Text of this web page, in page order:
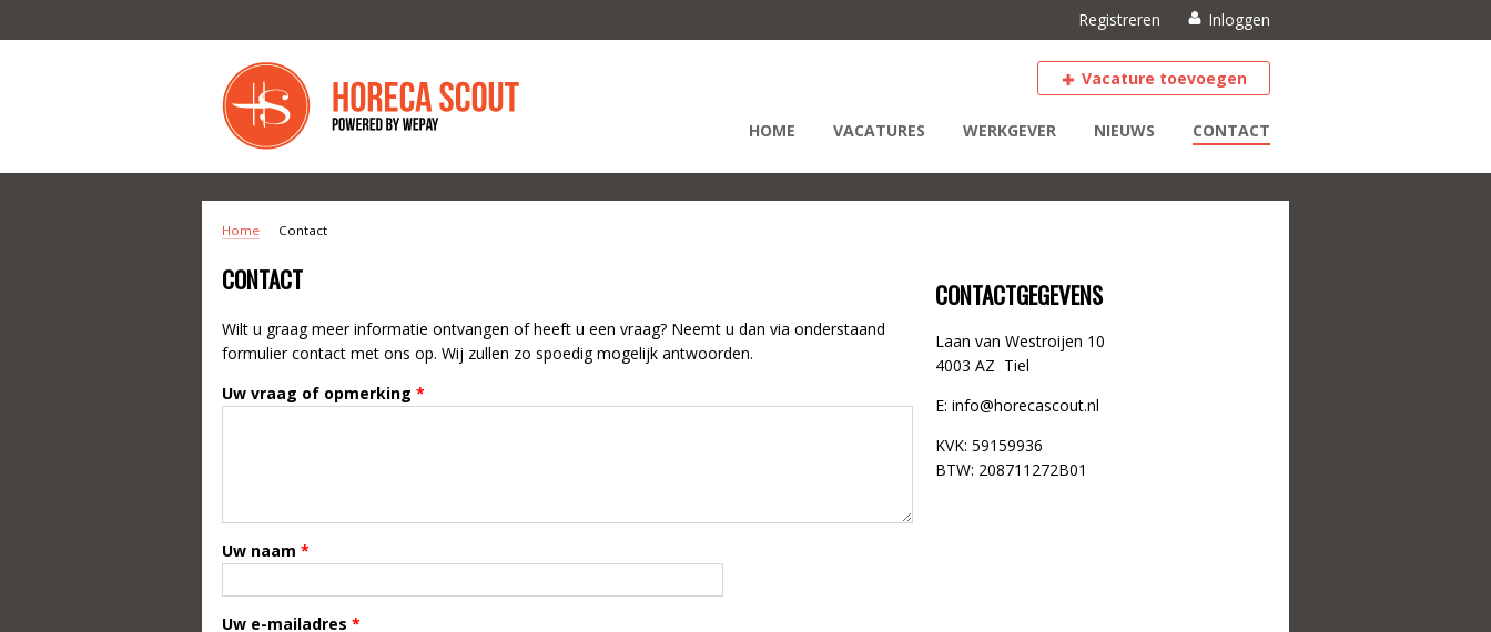
Registreren Inloggen
Vacature toevoegen
HOME VACATURES WERKGEVER NIEUWS CONTACT
Home Contact
CONTACT
Wilt u graag meer informatie ontvangen of heeft u een vraag? Neemt u dan via onderstaand
formulier contact met ons op. Wij zullen zo spoedig mogelijk antwoorden.
Uw vraag of opmerking *
Uw naam *
Uw e-mailadres *
CONTACTGEGEVENS
Laan van Westroijen 10
4003 AZ Tiel
E: info@horecascout.nl
KVK: 59159936
BTW: 208711272B01